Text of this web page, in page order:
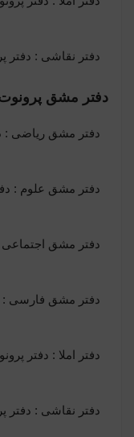
دفتر نقاشی : دفتر
دفتر مشق
دفتر مشق ریاضی :
دفتر مشق علوم : دفتر
دفتر مشق اجتماعی
دفتر مشق فارسی :
دفتر املا : دفتر پرونوت
دفتر نقاشی : دفتر